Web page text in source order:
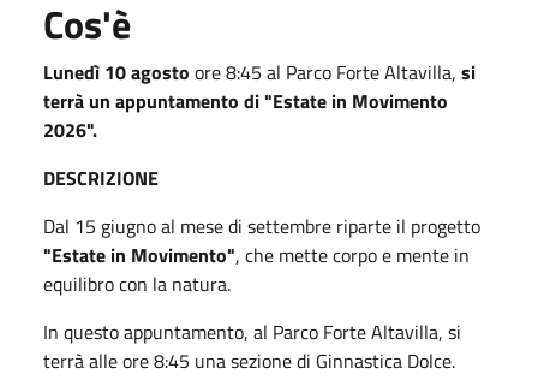
Cos'è
Lunedì 10 agosto ore 8:45 al Parco Forte Altavilla, si
terrà un appuntamento di "Estate in Movimento
2026".
DESCRIZIONE
Dal 15 giugno al mese di settembre riparte il progetto
"Estate in Movimento", che mette corpo e mente in
equilibro con la natura.
In questo appuntamento, al Parco Forte Altavilla, si
terrà alle ore 8:45 una sezione di Ginnastica Dolce.